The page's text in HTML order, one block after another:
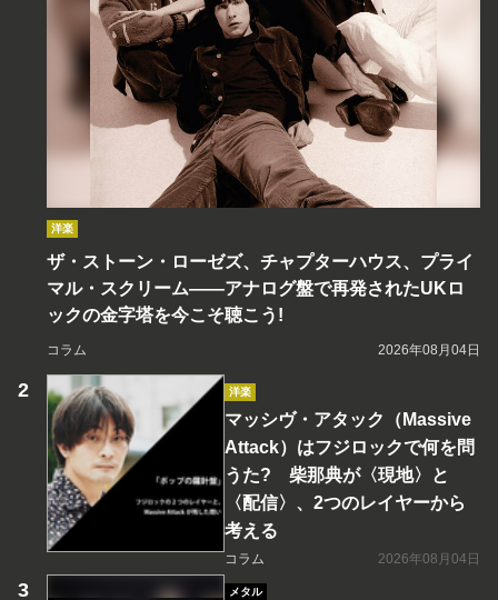
洋楽
ザ・ストーン・ローゼズ、チャプターハウス、プライ
マル・スクリーム――アナログ盤で再発されたUKロ
ックの金字塔を今こそ聴こう!
コラム 2026年08月04日
洋楽
マッシヴ・アタック（Massive
Attack）はフジロックで何を問
うた? 柴那典が〈現地〉と
〈配信〉、2つのレイヤーから
考える
コラム 2026年08月04日
メタル